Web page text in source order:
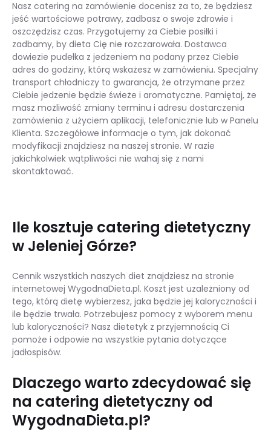
Nasz catering na zamówienie docenisz za to, że będziesz
jeść wartościowe potrawy, zadbasz o swoje zdrowie i
oszczędzisz czas. Przygotujemy za Ciebie posiłki i
zadbamy, by dieta Cię nie rozczarowała. Dostawca
dowiezie pudełka z jedzeniem na podany przez Ciebie
adres do godziny, którą wskażesz w zamówieniu. Specjalny
transport chłodniczy to gwarancja, że otrzymane przez
Ciebie jedzenie będzie świeże i aromatyczne. Pamiętaj, że
masz możliwość zmiany terminu i adresu dostarczenia
zamówienia z użyciem aplikacji, telefonicznie lub w Panelu
Klienta. Szczegółowe informacje o tym, jak dokonać
modyfikacji znajdziesz na naszej stronie. W razie
jakichkolwiek wątpliwości nie wahaj się z nami
skontaktować.
Ile kosztuje catering dietetyczny
w Jeleniej Górze?
Cennik wszystkich naszych diet znajdziesz na stronie
internetowej WygodnaDieta.pl. Koszt jest uzależniony od
tego, którą dietę wybierzesz, jaka będzie jej kaloryczności i
ile będzie trwała. Potrzebujesz pomocy z wyborem menu
lub kaloryczności? Nasz dietetyk z przyjemnością Ci
pomoże i odpowie na wszystkie pytania dotyczące
jadłospisów.
Dlaczego warto zdecydować się
na catering dietetyczny od
WygodnaDieta.pl?